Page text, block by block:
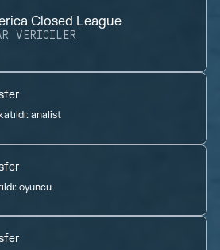
Closed League
VERICILER
analist
oyuncu